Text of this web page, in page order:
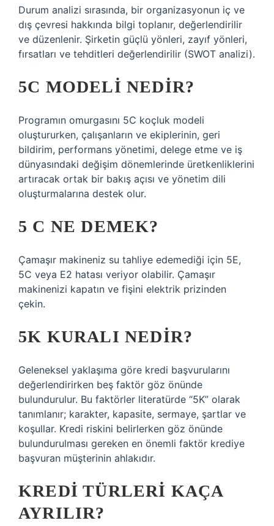
Durum analizi sırasında, bir organizasyonun iç ve
dış çevresi hakkında bilgi toplanır, değerlendirilir
ve düzenlenir. Şirketin güçlü yönleri, zayıf yönleri,
fırsatları ve tehditleri değerlendirilir (SWOT analizi).
5C MODELI NEDIR?
Programın omurgasını 5C koçluk modeli
oluştururken, çalışanların ve ekiplerinin, geri
bildirim, performans yönetimi, delege etme ve iş
dünyasındaki değişim dönemlerinde üretkenliklerini
artıracak ortak bir bakış açısı ve yönetim dili
oluşturmalarına destek olur.
5 C NE DEMEK?
Çamaşır makineniz su tahliye edemediği için 5E,
5C veya E2 hatası veriyor olabilir. Çamaşır
makinenizi kapatın ve fişini elektrik prizinden
çekin.
5K KURALI NEDIR?
Geleneksel yaklaşıma göre kredi başvurularını
değerlendirirken beş faktör göz önünde
bulundurulur. Bu faktörler literatürde “5K” olarak
tanımlanır; karakter, kapasite, sermaye, şartlar ve
koşullar. Kredi riskini belirlerken göz önünde
bulundurulması gereken en önemli faktör krediye
başvuran müşterinin ahlakıdır.
KREDI TÜRLERI KAÇA
AYRILIR?